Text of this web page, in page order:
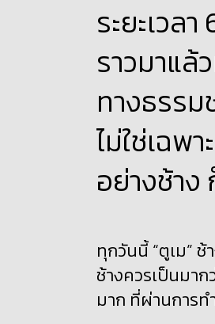
ระยะเวล
ราวมาแ
ทางธรร
ไม่ใช่เฉ
อย่างช้า
ทุกวันนี้ “ตูเม”
ช้างควรเป็นมาก
มาก ที่ผ่านการ